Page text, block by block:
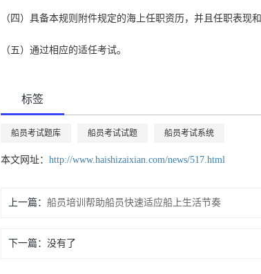
（四）具备本规则附件规定的海上任职资历，并且任职表现
（五）通过相应的适任考试。
标签
船员考试题库 船员考试试题 船员考试系统
本文网址： http://www.haishizaixian.com/news/517.html
上一篇： 船员培训帮助船员快速适应船上生活节奏
下一篇： 没有了